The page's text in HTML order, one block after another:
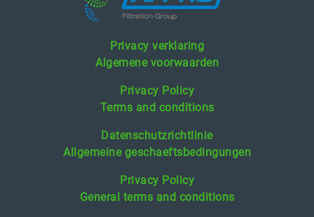
Privacy verklaring
Algemene voorwaarden
Privacy Policy
Terms and conditions
Datenschutzrichtlinie
Allgemeine geschaeftsbedingungen
Privacy Policy
General terms and conditions